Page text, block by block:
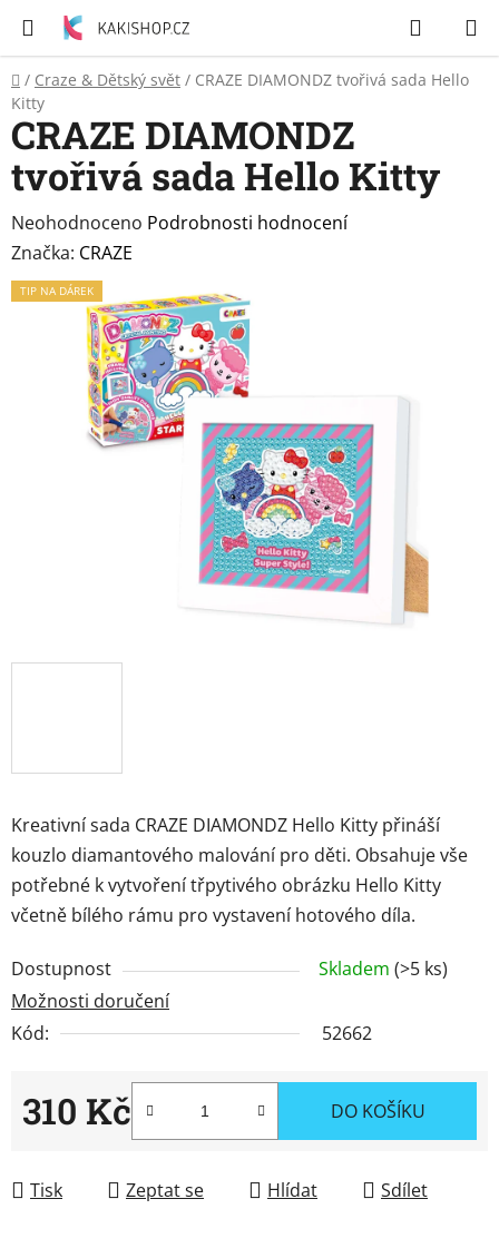
obsah
Hledat
Zubní
pasty
Péče
o
tělo
Svíčky
Dětský
Domů
/ Craze & Dětský svět / CRAZE DIAMONDZ tvořivá sada Hello
Kitty
Kreativní sada CRAZE DIAMONDZ Hello Kitty přináší
kouzlo diamantového malování pro děti. Obsahuje vše
potřebné k vytvoření třpytivého obrázku Hello Kitty
včetně bílého rámu pro vystavení hotového díla.
Dostupnost Skladem (>5 ks)
Možnosti doručení
Kód:
52662
310 Kč DO KOŠÍKU
Tisk Zeptat se Hlídat Sdílet
CRAZE DIAMONDZ
tvořivá sada Hello Kitty
Průměrné
hodnocení
produktu
hvězdiček.
Neohodnoceno Podrobnosti hodnocení
Značka: CRAZE
TIP NA DÁREK